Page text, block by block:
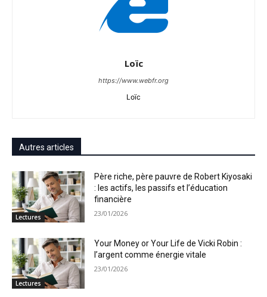
Loïc
https://www.webfr.org
Loïc
Autres articles
Lectures
Père riche, père pauvre de Robert Kiyosaki
: les actifs, les passifs et l’éducation
financière
23/01/2026
Lectures
Your Money or Your Life de Vicki Robin :
l’argent comme énergie vitale
23/01/2026